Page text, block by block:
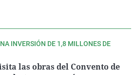
INVERSIÓN DE 1,8 MILLONES DE
las obras del Convento de